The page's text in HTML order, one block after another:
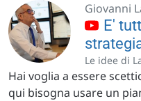
Giovanni
E'
Le idee di
Hai voglia a essere
qui bisogna usare un